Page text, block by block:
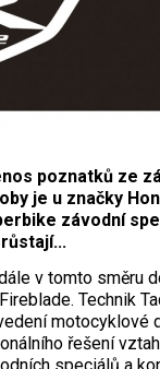
poznatků ze
je u značky
závodní
v tomto směru
Fireblade. Technik
motocyklové
řešení